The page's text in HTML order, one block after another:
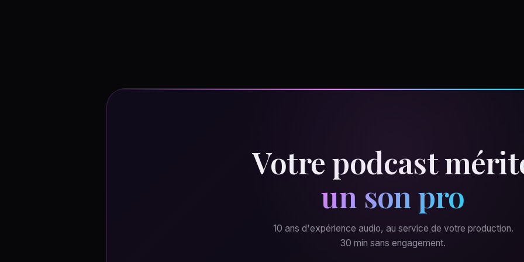
Votre podcast
un son pro
10 ans d'expérience audio, au service de votre production.
30 min sans engagement.